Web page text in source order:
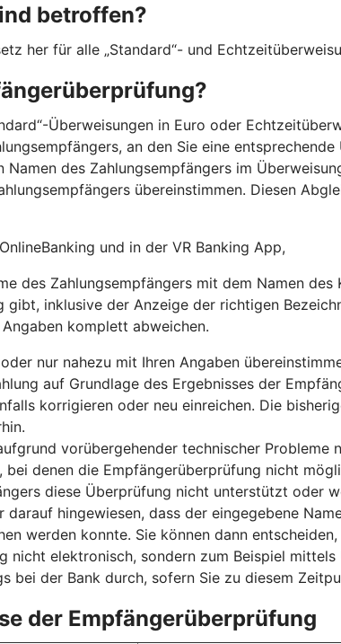
betroffen?
her für alle „Standard“- und
Überweisungen in Euro oder
an den Sie eine
Namen des Zahlungsempfängers im
übereinstimmen. Diesen
und in der VR Banking App,
des Zahlungsempfängers mit dem Namen
gibt, inklusive der Anzeige der richtigen
komplett abweichen.
nur nahezu mit Ihren Angaben
auf Grundlage des Ergebnisses der
korrigieren oder neu einreichen. Die
vorübergehender technischer
bei denen die Empfängerüberprüfung nicht
diese Überprüfung nicht unterstützt oder
darauf hingewiesen, dass der eingegebene
werden konnte. Sie können dann
nicht elektronisch, sondern zum Beispiel
bei der Bank durch, sofern Sie zu diesem
der Empfängerüberprüfung